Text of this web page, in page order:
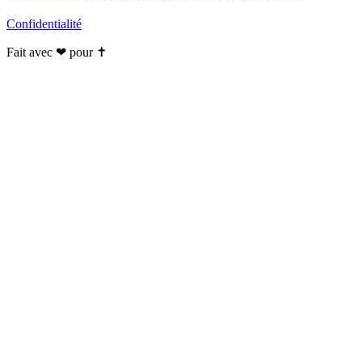
Confidentialité
Fait avec ❤ pour ✝️️